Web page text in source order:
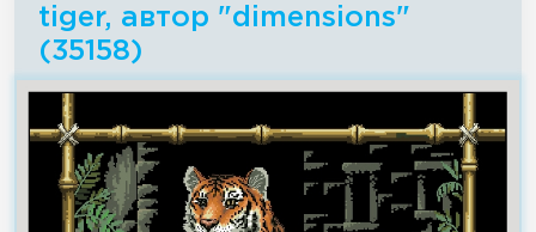
tiger, автор "dimensions"
(35158)